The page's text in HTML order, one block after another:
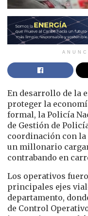
En desarrollo de la
proteger la
formal, la Policía
de Gestión de
coordinación con la
un millonario
contrabando en
Los operativos
principales ejes
departamento,
de Control